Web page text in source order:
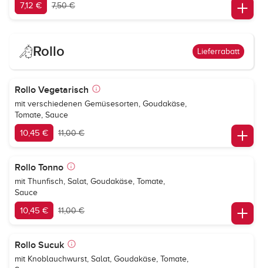
7,12 € 7,50 €
Rollo Lieferrabatt
Rollo Vegetarisch
mit verschiedenen Gemüsesorten, Goudakäse,
Tomate, Sauce
10,45 € 11,00 €
Rollo Tonno
mit Thunfisch, Salat, Goudakäse, Tomate,
Sauce
10,45 € 11,00 €
Rollo Sucuk
mit Knoblauchwurst, Salat, Goudakäse, Tomate,